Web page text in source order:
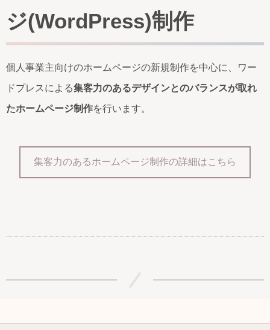
ジ(WordPress)制作
個人事業主向けのホームページの新規制作を中心に、ワー
ドプレスによる集客力のあるデザインとのバランスが取れ
たホームページ制作を行います。
集客力のあるホームページ制作の詳細はこちら